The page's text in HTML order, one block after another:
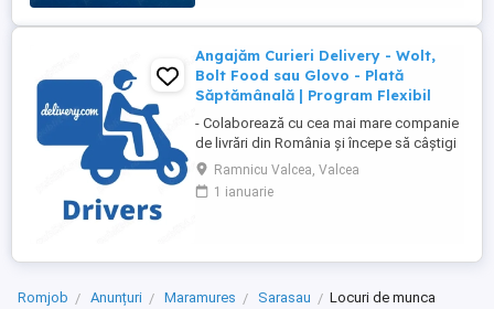
Angajăm Curieri Delivery - Wolt,
Bolt Food sau Glovo - Plată
Săptămânală | Program Flexibil
- Colaborează cu cea mai mare companie
de livrări din România și începe să câștigi
rapid! - Cerințe: Minim 18 ani Mijloc de
transport propriu (mașină, scuter,
motocicletă sau bicicletă) Telefon mobil
atractive ...
Ramnicu Valcea, Valcea
1 ianuarie
Romjob Anunțuri Maramures Sarasau Locuri de munca